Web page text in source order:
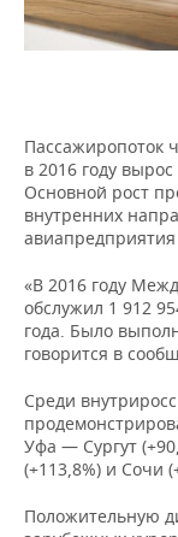
НЕФТЕХИМИЯ
ЭНЕРГЕТИКА
РОЗНИЧНАЯ
УСЛУГИ
НОВОСТИ
МЕДИА
МЕРОПРИЯТИЯ
ВЫЕЗДНАЯ
БИЗНЕС-
ОТКРЫТАЯ
НОВОСТИ
ФУТБОЛ
БАСКЕТБОЛ
КИБЕРСПОРТ
ОБЩЕСТВО
НОВОСТИ
КУЛЬТУРА
ФОТОГАЛЕРЕЯ
СПРАВОЧНИК
СПИСОК
Пассажиропоток
в 2016 году
Основной рост
внутренних
«В 2016 году
обслужил 1 912
года. Было
говорится в
Среди
Уфа — Сургут
(+113,8%) и Сочи
Положительную